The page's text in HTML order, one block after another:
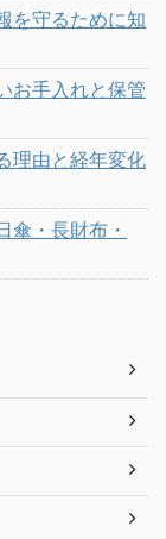
を守るために知
お手入れと保管
理由と経年変化
傘・長財布・